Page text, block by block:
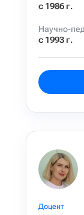
с 1986 г.
Научно-
с 1993 г.
Доцент